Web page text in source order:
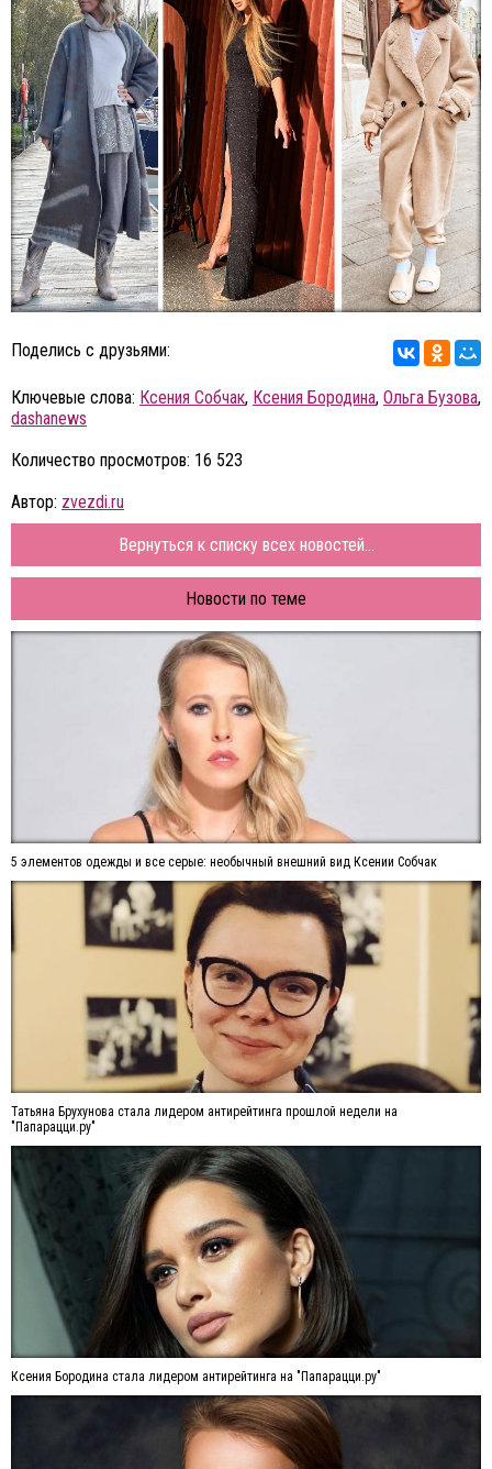
Поделись с друзьями:
Ключевые слова: Ксения Собчак, Ксения Бородина, Ольга Бузова,
dashanews
Количество просмотров: 16 523
Автор: zvezdi.ru
Вернуться к списку всех новостей...
Новости по теме
5 элементов одежды и все серые: необычный внешний вид Ксении Собчак
Татьяна Брухунова стала лидером антирейтинга прошлой недели на
"Папарацци.ру"
Ксения Бородина стала лидером антирейтинга на "Папарацци.ру"